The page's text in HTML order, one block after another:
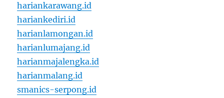
hariankarawang.id
hariankediri.id
harianlamongan.id
harianlumajang.id
harianmajalengka.id
harianmalang.id
smanics-serpong.id